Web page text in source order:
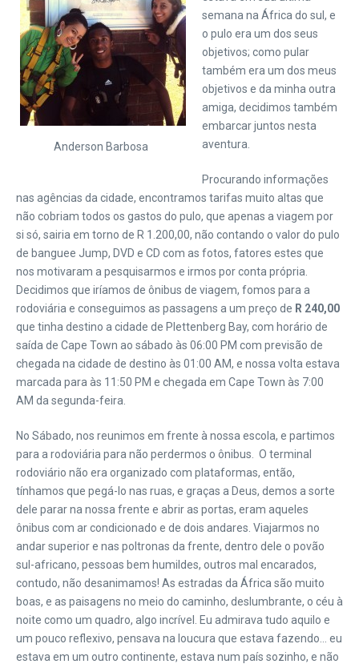
Anderson Barbosa
semana na África do sul, e
o pulo era um dos seus
objetivos; como pular
também era um dos meus
objetivos e da minha outra
amiga, decidimos também
embarcar juntos nesta
aventura.
Procurando informações
nas agências da cidade, encontramos tarifas muito altas que
não cobriam todos os gastos do pulo, que apenas a viagem por
si só, sairia em torno de R 1.200,00, não contando o valor do pulo
de banguee Jump, DVD e CD com as fotos, fatores estes que
nos motivaram a pesquisarmos e irmos por conta própria.
Decidimos que iríamos de ônibus de viagem, fomos para a
rodoviária e conseguimos as passagens a um preço de R 240,00
que tinha destino a cidade de Plettenberg Bay, com horário de
saída de Cape Town ao sábado às 06:00 PM com previsão de
chegada na cidade de destino às 01:00 AM, e nossa volta estava
marcada para às 11:50 PM e chegada em Cape Town às 7:00
AM da segunda-feira.
No Sábado, nos reunimos em frente à nossa escola, e partimos
para a rodoviária para não perdermos o ônibus. O terminal
rodoviário não era organizado com plataformas, então,
tínhamos que pegá-lo nas ruas, e graças a Deus, demos a sorte
dele parar na nossa frente e abrir as portas, eram aqueles
ônibus com ar condicionado e de dois andares. Viajarmos no
andar superior e nas poltronas da frente, dentro dele o povão
sul-africano, pessoas bem humildes, outros mal encarados,
contudo, não desanimamos! As estradas da África são muito
boas, e as paisagens no meio do caminho, deslumbrante, o céu à
noite como um quadro, algo incrível. Eu admirava tudo aquilo e
um pouco reflexivo, pensava na loucura que estava fazendo… eu
estava em um outro continente, estava num país sozinho, e não